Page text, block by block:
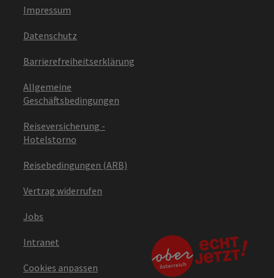
Impressum
Datenschutz
Barrierefreiheitserklärung
Allgemeine
Geschäftsbedingungen
Reiseversicherung -
Hotelstorno
Reisebedingungen (ARB)
Vertrag widerrufen
Jobs
Intranet
Cookies anpassen